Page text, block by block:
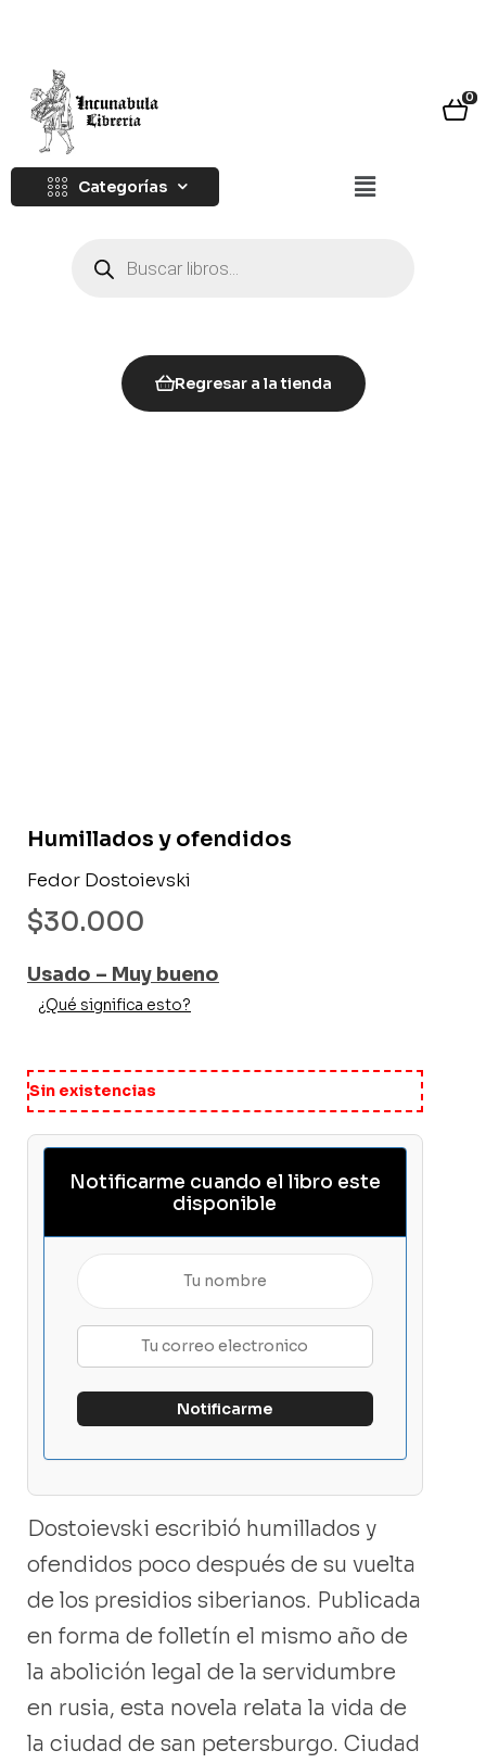
0
Categorías
Regresar a la tienda
Humillados y ofendidos
Fedor Dostoievski
$30.000
Usado – Muy bueno
¿Qué significa esto?
Sin existencias
Notificarme cuando el libro este
disponible
Dostoievski escribió humillados y
ofendidos poco después de su vuelta
de los presidios siberianos. Publicada
en forma de folletín el mismo año de
la abolición legal de la servidumbre
en rusia, esta novela relata la vida de
la ciudad de san petersburgo. Ciudad